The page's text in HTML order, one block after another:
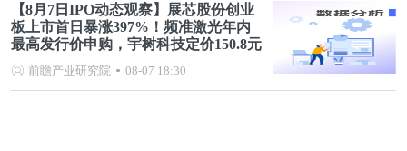
【8月7日IPO动态观察】展芯股份创业
板上市首日暴涨397%！频准激光年内
最高发行价申购，宇树科技定价150.8元
前瞻产业研究院 08-07 18:30